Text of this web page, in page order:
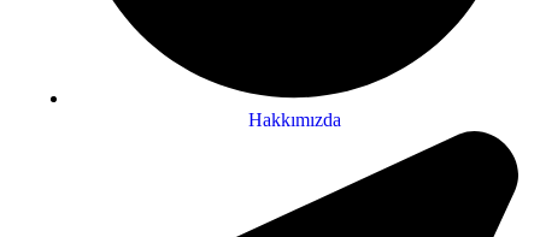
Hakkımızda